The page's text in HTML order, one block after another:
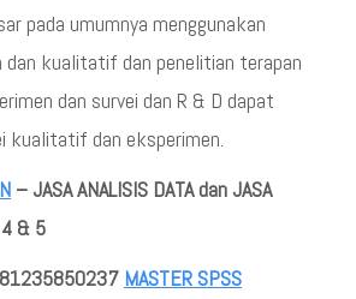
pada umumnya menggunakan
dan kualitatif dan penelitian terapan
dan survei dan R & D dapat
kualitatif dan eksperimen.
– JASA ANALISIS DATA dan JASA
4 & 5
MASTER SPSS